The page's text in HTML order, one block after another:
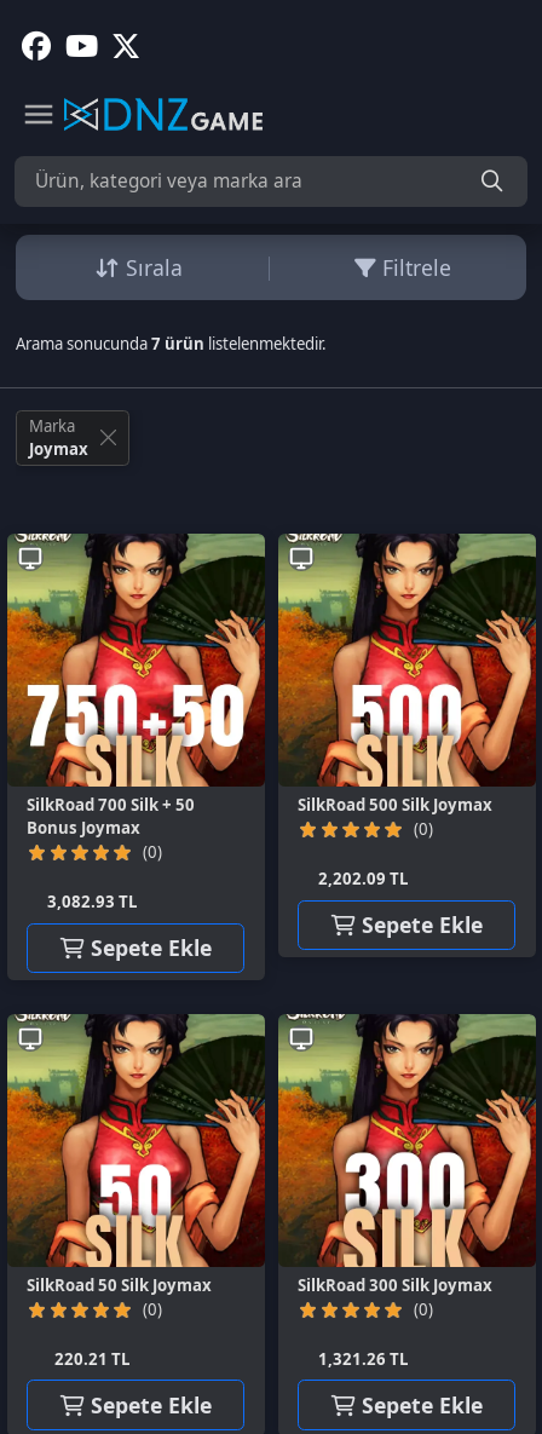
Sırala Filtrele
Marka
Joymax
SilkRoad 700 Silk + 50
Bonus Joymax
(0)
3,082.93 TL
Sepete Ekle
SilkRoad 500 Silk Joymax
(0)
2,202.09 TL
Sepete Ekle
SilkRoad 50 Silk Joymax
(0)
220.21 TL
Sepete Ekle
SilkRoad 300 Silk Joymax
(0)
1,321.26 TL
Sepete Ekle